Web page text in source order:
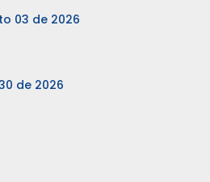
03 de 2026
de 2026